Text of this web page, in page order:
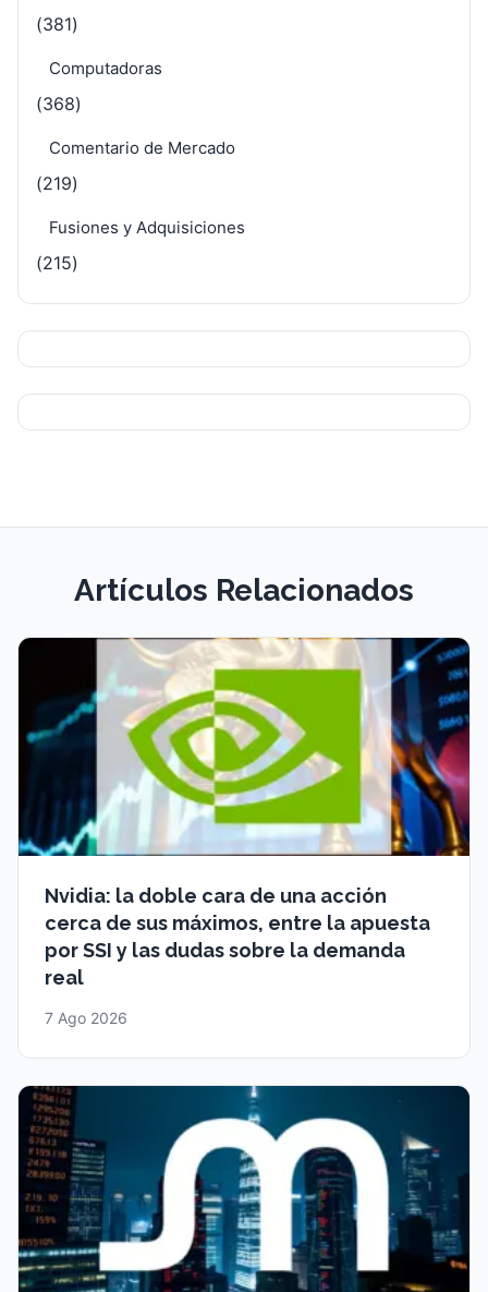
(381)
Computadoras
(368)
Comentario de Mercado
(219)
Fusiones y Adquisiciones
(215)
Artículos Relacionados
Nvidia: la doble cara de una acción
cerca de sus máximos, entre la apuesta
por SSI y las dudas sobre la demanda
real
7 Ago 2026